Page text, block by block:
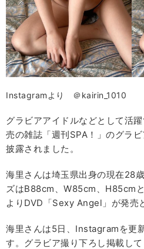
Instagramより ＠kairin_1010
グラビアアイドルなどとして活
売の雑誌「週刊SPA！」のグラ
披露されました。
海里さんは埼玉県出身の現在28
ズはB88cm、W85cm、H85cm
よりDVD「Sexy Angel」が発売
海里さんは5日、Instagramを更
す。グラビア撮り下ろし掲載し